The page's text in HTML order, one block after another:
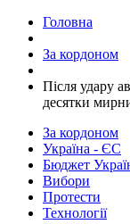
Головна
За кордоном
Після удару
десятки
За кордоном
Україна - ЄС
Бюджет
Вибори
Протести
Технології